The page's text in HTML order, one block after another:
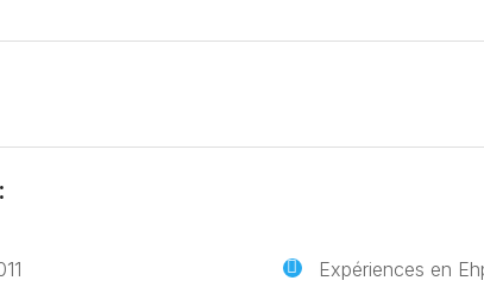
Expériences en